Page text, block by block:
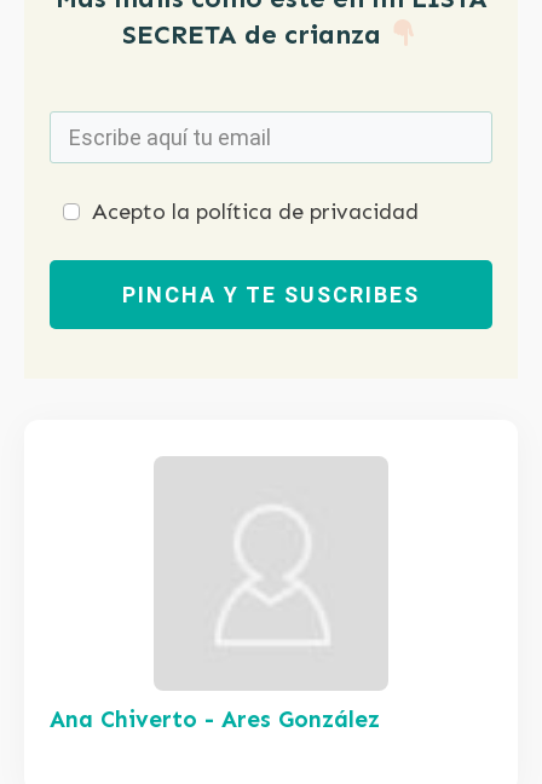
SECRETA de crianza
Acepto la política de privacidad
PINCHA Y TE SUSCRIBES
Ana Chiverto - Ares González